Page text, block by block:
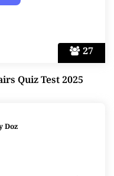
27
Quiz Test 2025
Doz